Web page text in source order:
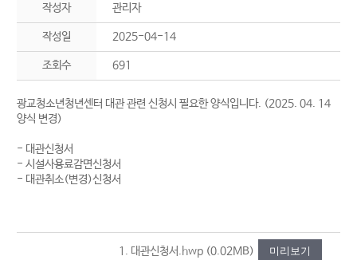
작성자 관리자
작성일 2025-04-14
조회수 691
광교청소년청년센터 대관 관련 신청시 필요한 양식입니다. (2025. 04. 14
양식 변경)
- 대관신청서
- 시설사용료감면신청서
- 대관취소(변경)신청서
1. 대관신청서.hwp (0.02MB) 미리보기